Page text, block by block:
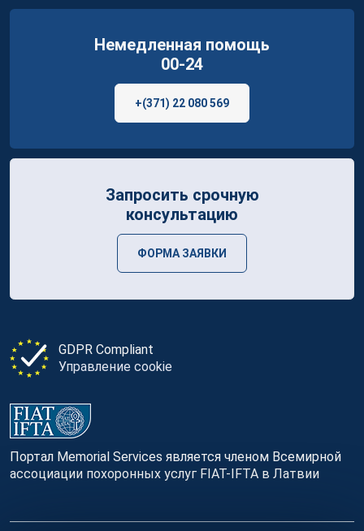
GDPR Compliant
Управление cookie
Портал Memorial Services является членом Всемирной
ассоциации похоронных услуг FIAT-IFTA в Латвии
Немедленная помощь
00-24
+(371) 22 080 569
Запросить срочную
консультацию
ФОРМА ЗАЯВКИ